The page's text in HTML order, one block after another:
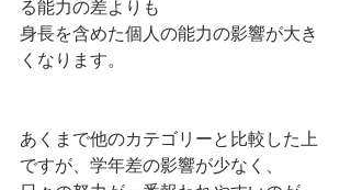
る能力の差よりも
身長を含めた個人の能力の影響が大き
くなります。
あくまで他のカテゴリーと比較した上
ですが、学年差の影響が少なく、